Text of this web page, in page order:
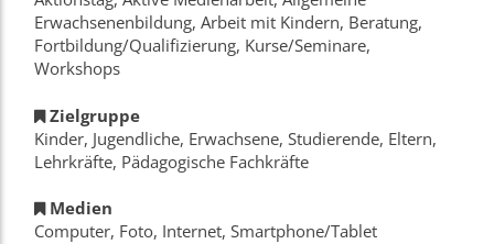
Erwachsenenbildung, Arbeit mit Kindern, Beratung,
Fortbildung/Qualifizierung, Kurse/Seminare,
Workshops
Zielgruppe
Kinder, Jugendliche, Erwachsene, Studierende, Eltern,
Lehrkräfte, Pädagogische Fachkräfte
Medien
Computer, Foto, Internet, Smartphone/Tablet